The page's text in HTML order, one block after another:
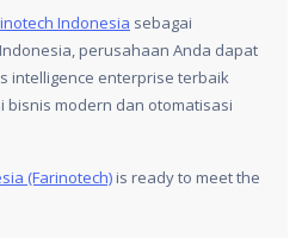
Indonesia sebagai
perusahaan Anda dapat
intelligence enterprise terbaik
bisnis modern dan otomatisasi
(Farinotech) is ready to meet the